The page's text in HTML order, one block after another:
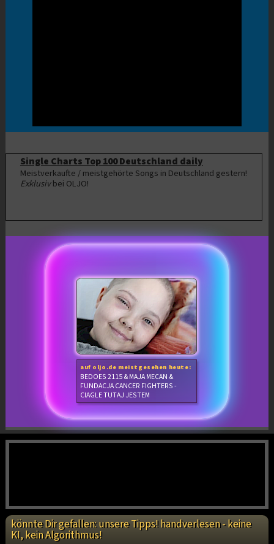
Single Charts Top 100 Deutschland daily
Meistverkaufte / meistgehörte Songs in Deutschland gestern!
Exklusivbei OLJO!
auf oljo.de meistgesehen heute:
BEDOES 2115 & MAJA MECAN &
FUNDACJA CANCER FIGHTERS -
CIAGLE TUTAJ JESTEM
könnte Dir gefallen: unsere Tipps! handverlesen - keine
KI, kein Algorithmus!